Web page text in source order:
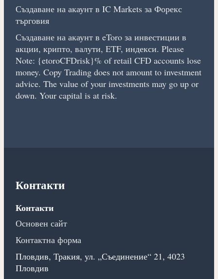
Създаване на акаунт в IC Markets за Форекс
търговия
Създаване на акаунт в eToro за инвестиции в
акции, крипто, валути, ETF, индекси. Please
Note: {etoroCFDrisk}% of retail CFD accounts lose
money. Copy Trading does not amount to investment
advice. The value of your investments may go up or
down. Your capital is at risk.
Контакти
Контакти
Основен сайт
Контактна форма
Пловдив, Тракия, ул. „Съединение“ 21, 4023
Пловдив